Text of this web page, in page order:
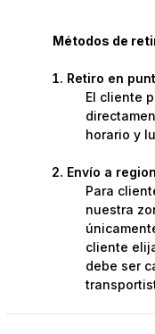
Métodos de
Retiro en
El cliente
horario y
Envío a
Para
nuestra
cliente
debe ser